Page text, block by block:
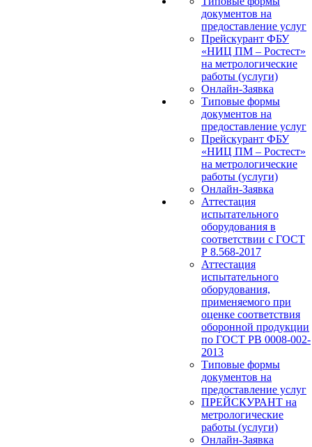
документов на
предоставление услуг
Прейскурант ФБУ
«НИЦ ПМ – Ростест»
на метрологические
работы (услуги)
Онлайн-Заявка
Типовые формы
документов на
предоставление услуг
Прейскурант ФБУ
«НИЦ ПМ – Ростест»
на метрологические
работы (услуги)
Онлайн-Заявка
Аттестация
испытательного
оборудования в
соответствии с ГОСТ
Р 8.568-2017
Аттестация
испытательного
оборудования,
применяемого при
оценке соответствия
оборонной продукции
по ГОСТ РВ 0008-002-
2013
Типовые формы
документов на
предоставление услуг
ПРЕЙСКУРАНТ на
метрологические
работы (услуги)
Онлайн-Заявка